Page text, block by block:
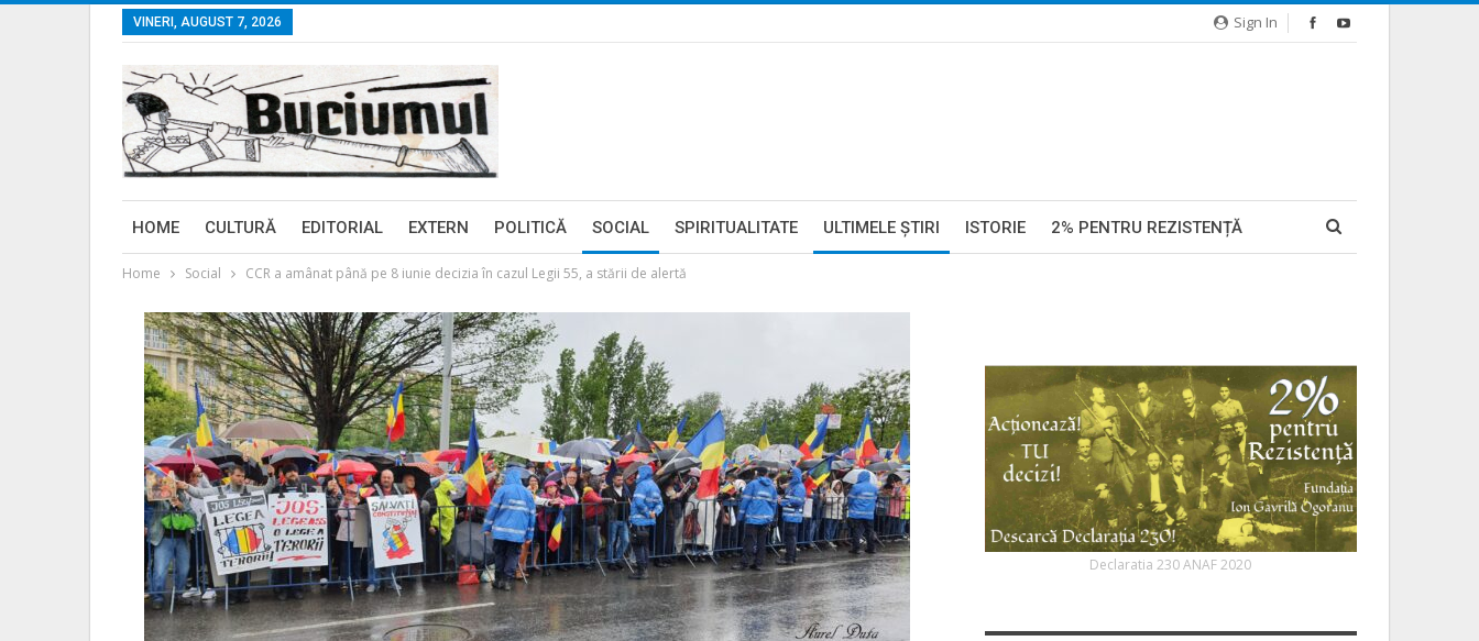
Sign In
VINERI, AUGUST 7, 2026
HOME CULTURĂ EDITORIAL EXTERN POLITICĂ SOCIAL SPIRITUALITATE ULTIMELE ŞTIRI ISTORIE 2% PENTRU REZISTENȚĂ
Home Social CCR a amânat până pe 8 iunie decizia în cazul Legii 55, a stării de alertă
Declaratia 230 ANAF 2020